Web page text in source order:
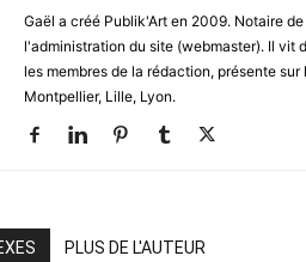
Gaël a créé Publik'Art en 2009. Notaire
l'administration du site (webmaster). Il vit
les membres de la rédaction, présente
Montpellier, Lille, Lyon.
PLUS DE L'AUTEUR